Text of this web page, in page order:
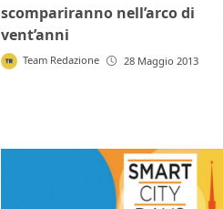
scompariranno nell’arco di
vent’anni
Team Redazione 28 Maggio 2013